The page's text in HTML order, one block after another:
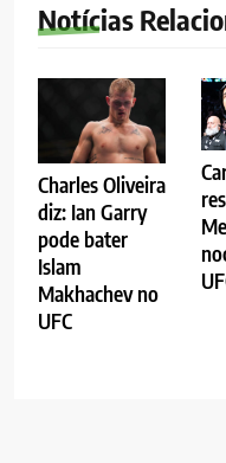
Notícias
Charles Oliveira
diz: Ian Garry
pode bater
Islam
Makhachev no
UFC